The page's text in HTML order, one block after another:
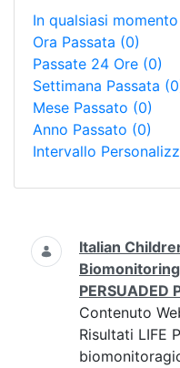
In qualsiasi momento
Ora Passata (0)
Passate 24 Ore (0)
Settimana Passata
Mese Passato (0)
Anno Passato (0)
Intervallo
Ricerca
Italian
PERSUADED
Contenuto
Risultati LIFE